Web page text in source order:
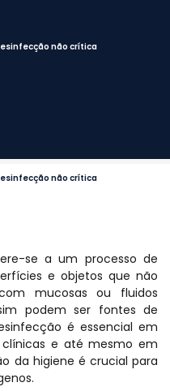
não crítica
não crítica
se a um processo de
e objetos que não
mucosas ou fluidos
podem ser fontes de
é essencial em
e até mesmo em
da higiene é crucial para